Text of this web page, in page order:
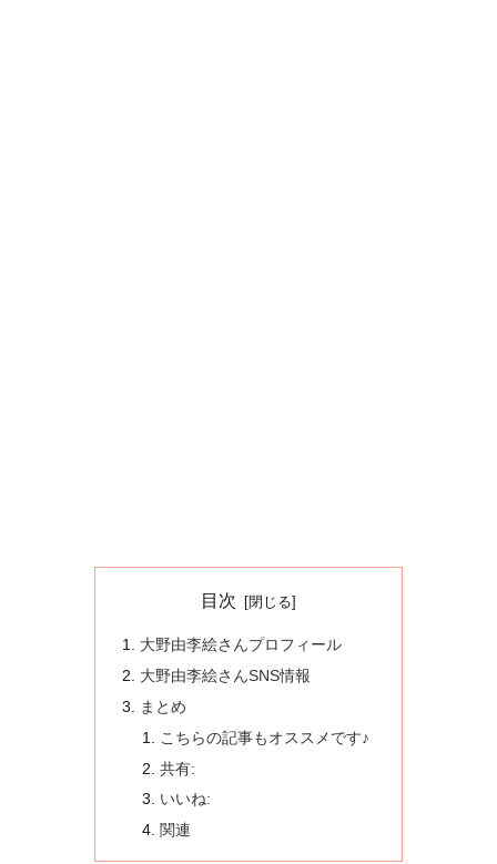
目次
大野由李絵さんプロフィール
大野由李絵さんSNS情報
まとめ
こちらの記事もオススメです♪
共有:
いいね:
関連